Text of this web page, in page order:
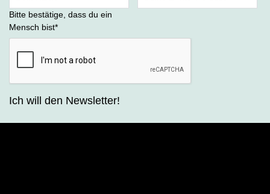
Bitte bestätige, dass du ein
Mensch bist*
Ich will den Newsletter!